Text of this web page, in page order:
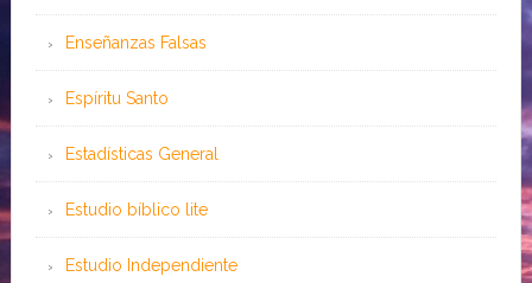
Enseñanzas Falsas
Espíritu Santo
Estadísticas General
Estudio bíblico lite
Estudio Independiente